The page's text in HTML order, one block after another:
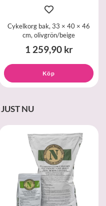
Cykelkorg bak, 33 × 40 × 46
cm, olivgrön/beige
1 259,90 kr
Köp
NU